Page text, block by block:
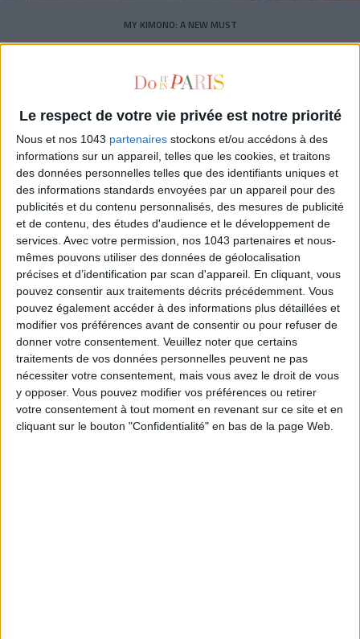
Le respect de votre vie privée est notre priorité
Nous et nos 1043 partenaires stockons et/ou accédons à des
informations sur un appareil, telles que les cookies, et traitons
des données personnelles telles que des identifiants uniques et
des informations standards envoyées par un appareil pour des
publicités et du contenu personnalisés, des mesures de publicité
et de contenu, des études d'audience et le développement de
services. Avec votre permission, nos 1043 partenaires et nous-
mêmes pouvons utiliser des données de géolocalisation
précises et d’identification par scan d'appareil. En cliquant, vous
pouvez consentir aux traitements décrits précédemment. Vous
pouvez également accéder à des informations plus détaillées et
modifier vos préférences avant de consentir ou pour refuser de
donner votre consentement. Veuillez noter que certains
traitements de vos données personnelles peuvent ne pas
nécessiter votre consentement, mais vous avez le droit de vous
y opposer. Vous pouvez modifier vos préférences ou retirer
votre consentement à tout moment en revenant sur ce site et en
cliquant sur le bouton "Confidentialité" en bas de la page Web.
MY KIMONO: A NEW MUST
THE NICOLAS BEDOS COMEDY TO SEE IN PROVENCE